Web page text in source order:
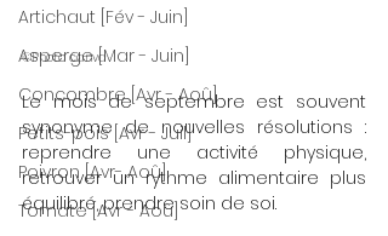
Artichaut [Fév - Juin]
Asperge [Mar - Juin]
Concombre [Avr - Aoû]
Petits-pois [Avr - Juil]
Poivron [Avr- Aoû]
Tomate [Avr - Aoû]
©Photo canva
Le mois de septembre est souvent
synonyme de nouvelles résolutions :
reprendre une activité physique,
retrouver un rythme alimentaire plus
équilibré, prendre soin de soi.